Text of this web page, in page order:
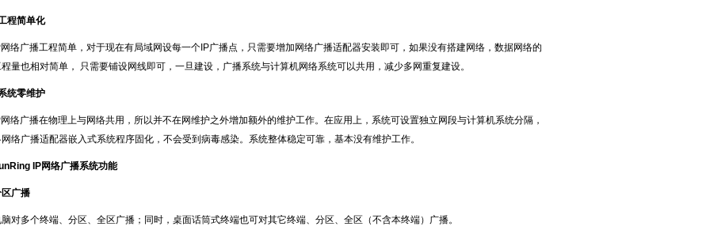
程简单化
网络广播工程简单，对于现在有局域网设每一个 IP广播点，只需要增加网络广播适配器安装即可，如果没有搭建网络，数据网络的
量也相对简单， 只需要铺设网线即可，一旦建设，广播系统与计算机网络系统可以共用，减少多网重复建设。
统零维护
网络广播在物理上与网络共用，所以并不在网维护之外增加额外的维护工作。在应用上，系统可设置独立网段与计算机系统分隔，
络广播适配器嵌入式系统程序固化，不会受到病毒感染。系统整体稳定可靠，基本没有维护工作。
IP网络广播系统功能
广播
对多个终端、分区、全区广播；同时，桌面话筒式终端也可对其它终端、分区、全区（不含本终端）广播。